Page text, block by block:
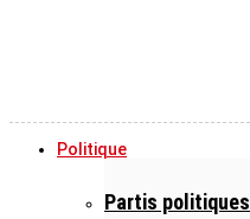
Politique
Partis politiques